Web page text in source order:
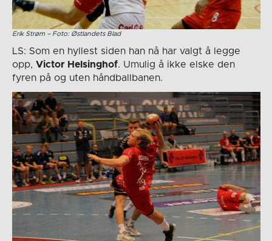
Erik Strøm – Foto: Østlandets Blad
LS: Som en hyllest siden han nå har valgt å legge
opp, Victor Helsinghof. Umulig å ikke elske den
fyren på og uten håndballbanen.